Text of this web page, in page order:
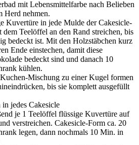
mit Lebensmittelfarbe nach Belieben
Herd nehmen.
Kuvertüre in jede Mulde der Cakesicle-
dem Teelöffel an den Rand streichen, bis
bedeckt ist. Mit den Holzstäbchen kurz
Ende einstechen, damit diese
bedeckt sind und danach 10
kühlen.
Mischung zu einer Kugel formen
bis sie komplett ausgefüllt
jedes Cakesicle
je 1 Teelöffel flüssige Kuvertüre auf
verstreichen. Cakesicle-Form ca. 20
legen, dann nochmals 10 Min. in